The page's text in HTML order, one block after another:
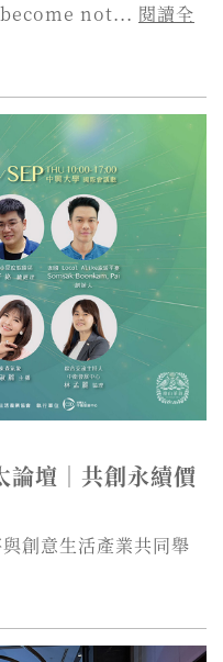
not... 閱讀全
壇｜共創永續價
創意生活產業共同舉